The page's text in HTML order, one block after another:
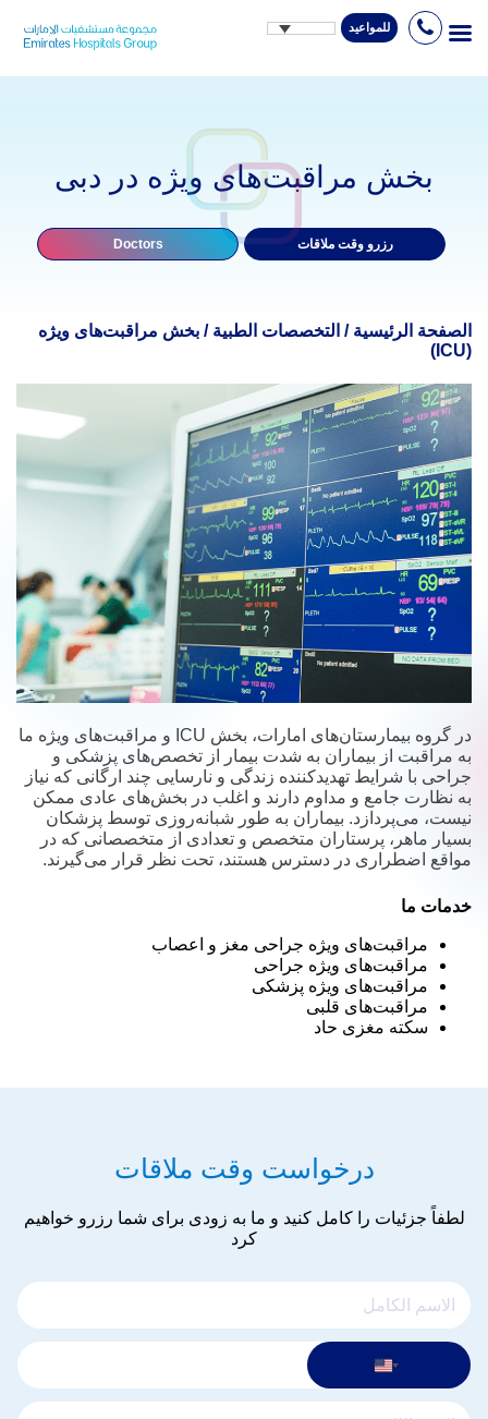
Skip
content
للمواعيد
بخش مراقبت‌های ویژه در دبی
رزرو وقت ملاقات Doctors
الصفحة الرئيسية / التخصصات الطبية / بخش مراقبت‌های ویژه
(ICU)
در گروه بیمارستان‌های امارات، بخش ICU و مراقبت‌های ویژه ما
به مراقبت از بیماران به شدت بیمار از تخصص‌های پزشکی و
جراحی با شرایط تهدیدکننده زندگی و نارسایی چند ارگانی که نیاز
به نظارت جامع و مداوم دارند و اغلب در بخش‌های عادی ممکن
نیست، می‌پردازد. بیماران به طور شبانه‌روزی توسط پزشکان
بسیار ماهر، پرستاران متخصص و تعدادی از متخصصانی که در
مواقع اضطراری در دسترس هستند، تحت نظر قرار می‌گیرند.
خدمات ما
مراقبت‌های ویژه جراحی مغز و اعصاب
مراقبت‌های ویژه جراحی
مراقبت‌های ویژه پزشکی
مراقبت‌های قلبی
سکته مغزی حاد
درخواست وقت ملاقات
لطفاً جزئیات را کامل کنید و ما به زودی برای شما رزرو خواهیم
کرد